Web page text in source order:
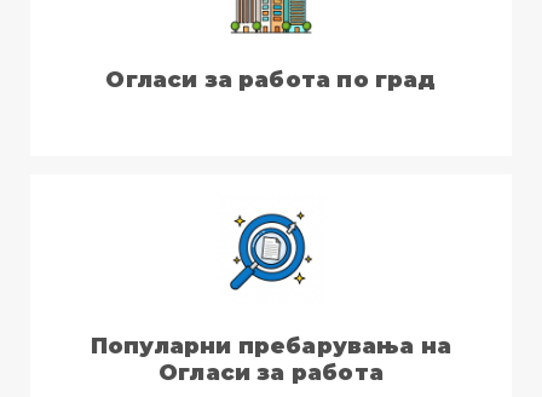
Огласи за работа по град
Популарни пребарувања на
Огласи за работа